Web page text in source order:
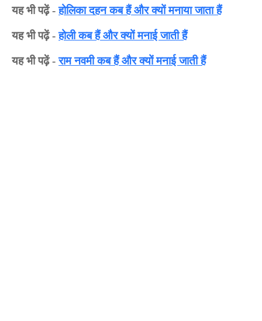
यह भी पढ़ें-होलिका दहन कब हैं और क्यों मनाया जाता हैं
यह भी पढ़ें -होली कब हैं और क्यों मनाई जाती हैं
यह भी पढ़ें -राम नवमी कब हैं और क्यों मनाई जाती हैं